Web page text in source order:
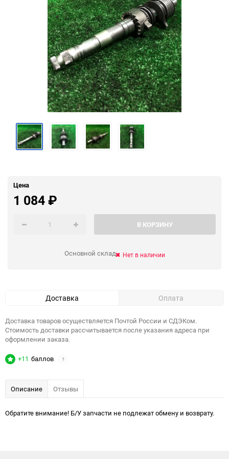
Цена
1 084₽
В КОРЗИНУ
Основной склад Нет в наличии
Доставка Оплата
Доставка товаров осуществляется Почтой России и СДЭКом.
Стоимость доставки рассчитывается после указания адреса при
оформлении заказа.
+11 баллов ?
Описание Отзывы
Обратите внимание! Б/У запчасти не подлежат обмену и возврату.